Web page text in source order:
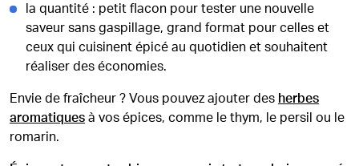
la quantité : petit flacon pour tester une nouvelle
saveur sans gaspillage, grand format pour celles et
ceux qui cuisinent épicé au quotidien et souhaitent
réaliser des économies.
Envie de fraîcheur ? Vous pouvez ajouter des herbes
aromatiques à vos épices, comme le thym, le persil ou le
romarin.